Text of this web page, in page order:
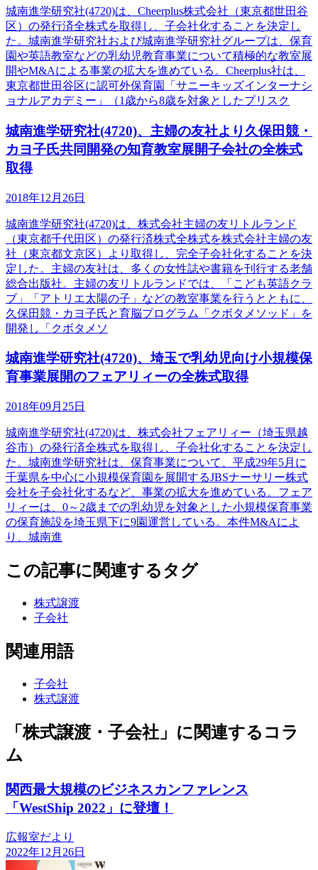
城南進学研究社(4720)は、Cheerplus株式会社（東京都世田谷
区）の発行済全株式を取得し、子会社化することを決定し
た。城南進学研究社および城南進学研究社グループは、保育
園や英語教室などの乳幼児教育事業について積極的な教室展
開やM&Aによる事業の拡大を進めている。Cheerplus社は、
東京都世田谷区に認可外保育園「サニーキッズインターナシ
ョナルアカデミー」（1歳から8歳を対象としたプリスク
城南進学研究社(4720)、主婦の友社より久保田競・
カヨ子氏共同開発の知育教室展開子会社の全株式
取得
2018年12月26日
城南進学研究社(4720)は、株式会社主婦の友リトルランド
（東京都千代田区）の発行済株式全株式を株式会社主婦の友
社（東京都文京区）より取得し、完全子会社化することを決
定した。主婦の友社は、多くの女性誌や書籍を刊行する老舗
総合出版社。主婦の友リトルランドでは、「こども英語クラ
ブ」「アトリエ太陽の子」などの教室事業を行うとともに、
久保田競・カヨ子氏と育脳プログラム「クボタメソッド」を
開発し「クボタメソ
城南進学研究社(4720)、埼玉で乳幼児向け小規模保
育事業展開のフェアリィーの全株式取得
2018年09月25日
城南進学研究社(4720)は、株式会社フェアリィー（埼玉県越
谷市）の発行済全株式を取得し、子会社化することを決定し
た。城南進学研究社は、保育事業について、平成29年5月に
千葉県を中心に小規模保育園を展開するJBSナーサリー株式
会社を子会社化するなど、事業の拡大を進めている。フェア
リィーは、0～2歳までの乳幼児を対象とした小規模保育事業
の保育施設を埼玉県下に9園運営している。本件M&Aによ
り、城南進
この記事に関連するタグ
株式譲渡
子会社
関連用語
子会社
株式譲渡
「株式譲渡・子会社」に関連するコラ
ム
関西最大規模のビジネスカンファレンス
「WestShip 2022」に登壇！
広報室だより
2022年12月26日